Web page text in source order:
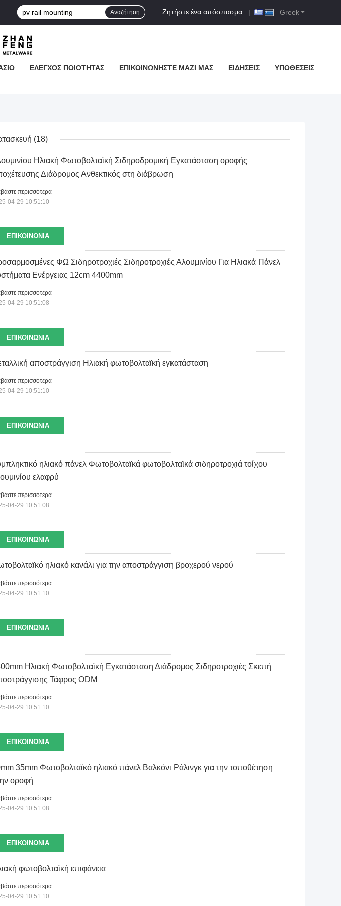
Greek
Ζητήστε ένα απόσπασμα |
Αναζήτηση
ΈΛΕΓΧΟΣ ΠΟΙΌΤΗΤΑΣ ΕΠΙΚΟΙΝΩΝΉΣΤΕ ΜΑΖΊ ΜΑΣ ΕΙΔΉΣΕΙΣ ΥΠΟΘΈΣΕΙΣ
(18)
Ηλιακή Φωτοβολταϊκή Σιδηροδρομική Εγκατάσταση οροφής
Διάδρομος Ανθεκτικός στη διάβρωση
ΕΠΙΚΟΙΝΩΝΊΑ
περισσότερα
04-29 10:51:10
ΦΩ Σιδηροτροχιές Σιδηροτροχιές Αλουμινίου Για Ηλιακά Πάνελ
Ενέργειας 12cm 4400mm
ΕΠΙΚΟΙΝΩΝΊΑ
περισσότερα
04-29 10:51:08
αποστράγγιση Ηλιακή φωτοβολταϊκή εγκατάσταση
ΕΠΙΚΟΙΝΩΝΊΑ
περισσότερα
04-29 10:51:10
ηλιακό πάνελ Φωτοβολταϊκά φωτοβολταϊκά σιδηροτροχιά τοίχου
ελαφρύ
ΕΠΙΚΟΙΝΩΝΊΑ
περισσότερα
04-29 10:51:08
ηλιακό κανάλι για την αποστράγγιση βροχερού νερού
ΕΠΙΚΟΙΝΩΝΊΑ
περισσότερα
04-29 10:51:10
Ηλιακή Φωτοβολταϊκή Εγκατάσταση Διάδρομος Σιδηροτροχιές Σκεπή
Τάφρος ODM
ΕΠΙΚΟΙΝΩΝΊΑ
περισσότερα
04-29 10:51:10
35mm Φωτοβολταϊκό ηλιακό πάνελ Βαλκόνι Ράλινγκ για την τοποθέτηση
οροφή
ΕΠΙΚΟΙΝΩΝΊΑ
περισσότερα
04-29 10:51:08
φωτοβολταϊκή επιφάνεια
περισσότερα
04-29 10:51:10